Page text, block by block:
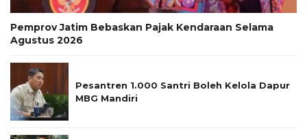
Pemprov Jatim Bebaskan Pajak Kendaraan Selama
Agustus 2026
Pesantren 1.000 Santri Boleh Kelola Dapur
MBG Mandiri